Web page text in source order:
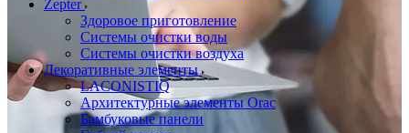
Zepter
Здоровое приготовление
Системы очистки воды
Системы очистки воздуха
Декоративные элементы
LACONISTIQ
Архитектурные элементы Orac
Бамбуковые панели